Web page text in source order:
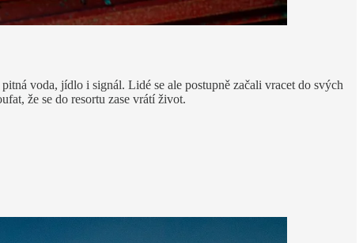
voda, jídlo i signál. Lidé se ale postupně začali vracet do svých
že se do resortu zase vrátí život.